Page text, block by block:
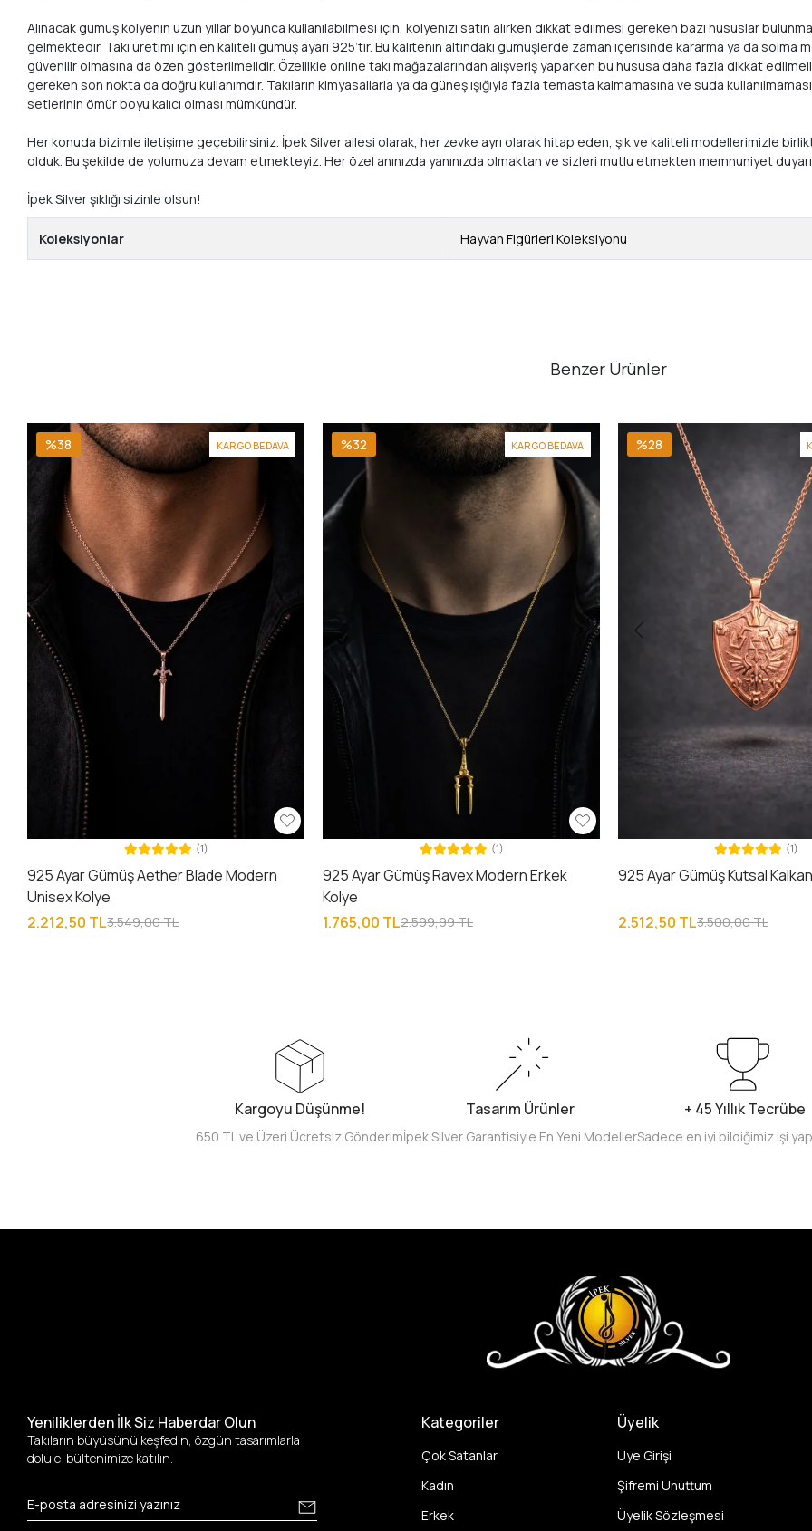
Alınacak gümüş kolyenin uzun yıllar boyunca kullanılabilmesi için, kolyenizi satın alırken dikkat edilmesi gereken bazı hususlar
gelmektedir. Takı üretimi için en kaliteli gümüş ayarı 925’tir. Bu kalitenin altındaki gümüşlerde zaman içerisinde kararma ya da solma
güvenilir olmasına da özen gösterilmelidir. Özellikle online takı mağazalarından alışveriş yaparken bu hususa daha fazla dikkat
gereken son nokta da doğru kullanımdır. Takıların kimyasallarla ya da güneş ışığıyla fazla temasta kalmamasına ve suda
setlerinin ömür boyu kalıcı olması mümkündür.
Her konuda bizimle iletişime geçebilirsiniz. İpek Silver ailesi olarak, her zevke ayrı olarak hitap eden, şık ve kaliteli modellerimizle
olduk. Bu şekilde de yolumuza devam etmekteyiz. Her özel anınızda yanınızda olmaktan ve sizleri mutlu etmekten memnuniyet
İpek Silver şıklığı sizinle olsun!
Koleksiyonlar Hayvan Figürleri Koleksiyonu
Benzer Ürünler
KARGO BEDAVA
%38
(1)
925 Ayar Gümüş Aether Blade Modern
Unisex Kolye
2.212,50 TL3.549,00 TL
KARGO BEDAVA
%32
(1)
925 Ayar Gümüş Ravex Modern Erkek
Kolye
1.765,00 TL2.599,99 TL
%28
(1)
925 Ayar Gümüş Kutsal
2.512,50 TL3.500,00 TL
Kargoyu Düşünme!
650 TL ve Üzeri Ücretsiz Gönderim
Tasarım Ürünler
İpek Silver Garantisiyle En Yeni Modeller
+ 45 Yıllık Tecrübe
Sadece en iyi bildiğimiz işi
Yeniliklerden İlk Siz Haberdar Olun
Takıların büyüsünü keşfedin, özgün tasarımlarla
dolu e-bültenimize katılın.
Kategoriler
Çok Satanlar
Kadın
Erkek
Üyelik
Üye Girişi
Şifremi Unuttum
Üyelik Sözleşmesi